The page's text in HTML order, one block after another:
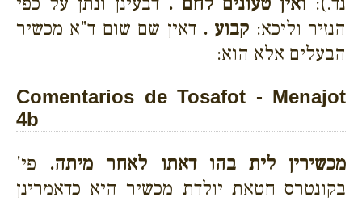
הנזיר וליכא: קבוע . דאין שם שום ד"א מכשיר
הבעלים אלא הוא:
Comentarios de Tosafot - Menajot
4b
מכשירין לית בהו דאתו לאחר מיתה. פי'
בקונטרס חטאת יולדת מכשיר היא כדאמרינן